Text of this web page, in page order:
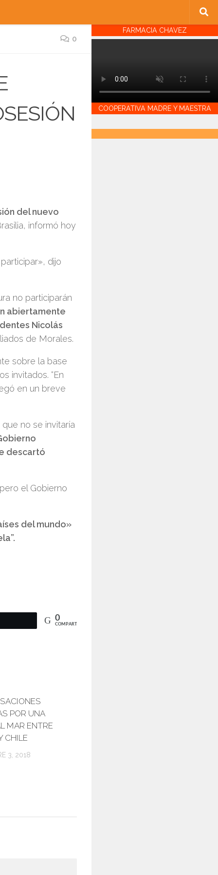
0
del nuevo
informó hoy
dijo
no participarán
abiertamente
Nicolás
de Morales.
sobre la base
invitados. “En
en un breve
no se invitaría
descartó
el Gobierno
del mundo»
0
COMPARTIR
POR UNA
MAR ENTRE
CHILE
3, 2018
FARMACIA CHAVEZ
COOPERATIVA MADRE Y MAESTRA